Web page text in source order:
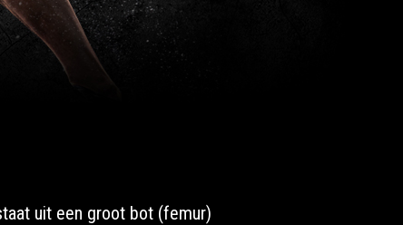
uit een groot bot (femur)